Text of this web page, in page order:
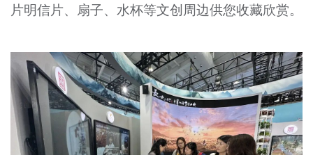
片明信片、扇子、水杯等文创周边供您收藏欣赏。